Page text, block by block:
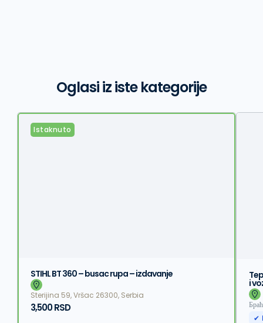
Oglasi iz iste kategorije
Istaknuto
STIHL BT 360 – busac rupa – izdavanje
Sterijina 59, Vršac 26300, Serbia
3,500 RSD
i
✔